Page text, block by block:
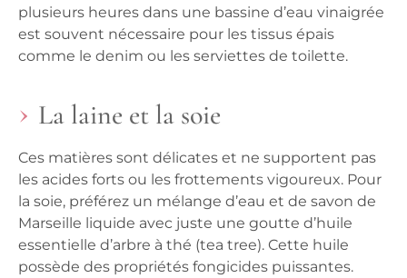
plusieurs heures dans une bassine d’eau vinaigrée
est souvent nécessaire pour les tissus épais
comme le denim ou les serviettes de toilette.
La laine et la soie
Ces matières sont délicates et ne supportent pas
les acides forts ou les frottements vigoureux. Pour
la soie, préférez un mélange d’eau et de savon de
Marseille liquide avec juste une goutte d’huile
essentielle d’arbre à thé (tea tree). Cette huile
possède des propriétés fongicides puissantes.